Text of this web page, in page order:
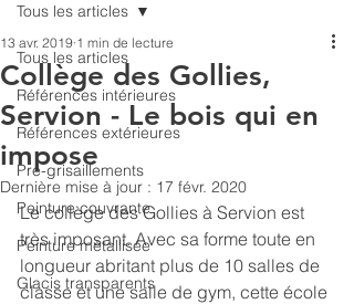
Tous les articles
Références intérieures
Références extérieures
Pré-grisaillements
Peinture couvrante
Peinture métallisée
Glacis transparents
Tous les articles
Collège des Gollies,
Servion - Le bois qui en
impose
13 avr. 2019 1 min de lecture
Dernière mise à jour : 17 févr. 2020
Le collège des Gollies à Servion est
très imposant. Avec sa forme toute en
longueur abritant plus de 10 salles de
classe et une salle de gym, cette école